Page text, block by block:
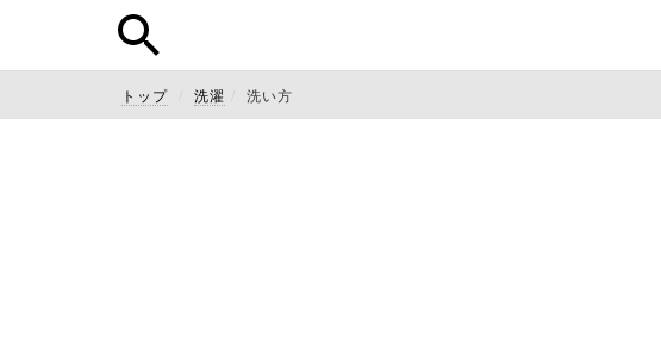
トップ 洗濯 洗い方